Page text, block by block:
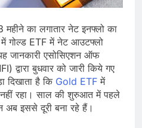
महीने का लगातार नेट इनफ्लो का
गोल्ड ETF में नेट आउटफ्लो
जानकारी एसोसिएशन ऑफ
बुधवार को जारी किये गए
है कि Gold ETFमें
रहा। साल की शुरुआत में पहले
अब इससे दूरी बना रहे हैं।